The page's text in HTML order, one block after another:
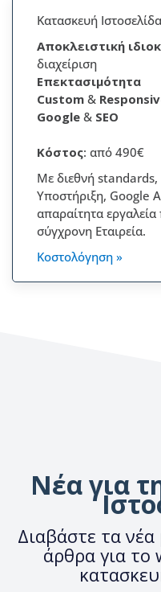
Κατασκευή
Αποκλειστική
διαχείριση
Επεκτασιμότητα
Custom &
Google & SEO
Κόστος: από 490€
Με διεθνή standards,
Υποστήριξη, Google
απαραίτητα εργαλεία
σύγχρονη Εταιρεία.
Κοστολόγηση »
Νέα για
Διαβάστε τα
άρθρα για το